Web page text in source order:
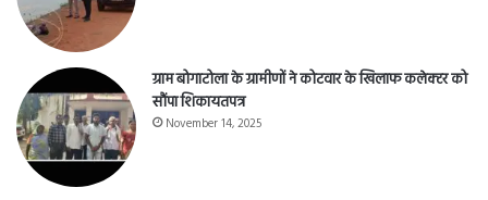
ग्राम बोगाटोला के ग्रामीणों ने कोटवार के खिलाफ कलेक्टर को
सौंपा शिकायतपत्र
November 14, 2025